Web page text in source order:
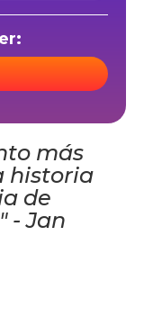
más
historia
de
- Jan